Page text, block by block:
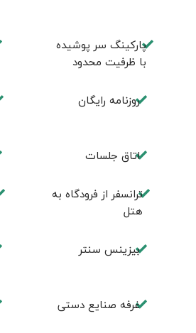
پارکینگ سر پوشیده
با ظرفیت محدود
روزنامه رایگان
اتاق جلسات
ترانسفر از فرودگاه به
هتل
بیزینس سنتر
غرفه صنایع دستی